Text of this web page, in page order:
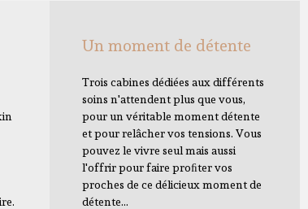
Un moment de détente
Trois cabines dédiées aux différents
soins n'attendent plus que vous,
pour un véritable moment détente
et pour relâcher vos tensions. Vous
pouvez le vivre seul mais aussi
l'offrir pour faire proﬁter vos
proches de ce délicieux moment de
détente...